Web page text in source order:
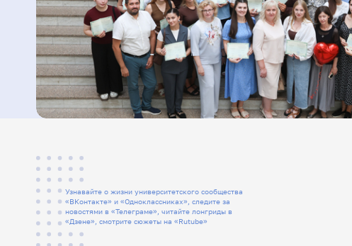
Узнавайте о жизни университетского сообщества
«ВКонтакте» и «Одноклассниках», следите за
новостями в «Телеграме», читайте лонгриды в
«Дзене», смотрите сюжеты на «Rutube»